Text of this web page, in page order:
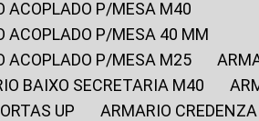
ACOPLADO P/MESA M40
ACOPLADO P/MESA 40 MM
ACOPLADO P/MESA M25
BAIXO SECRETARIA M40
UP
ARMARIO